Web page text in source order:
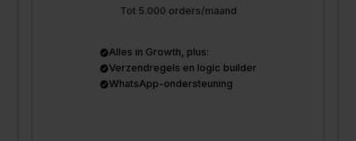
Tot 5.000 orders/maand
Alles in Growth, plus:
Verzendregels en logic builder
WhatsApp-ondersteuning